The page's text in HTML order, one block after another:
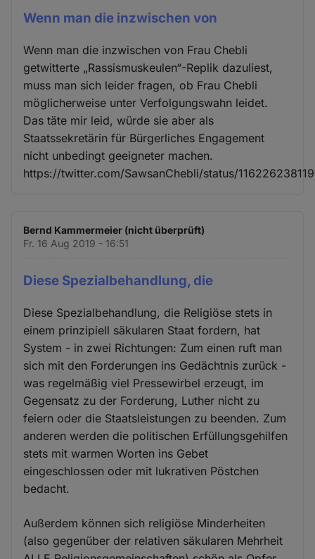
Wenn man die inzwischen von
Wenn man die inzwischen von Frau Chebli
getwitterte „Rassismuskeulen“-Replik dazuliest,
muss man sich leider fragen, ob Frau Chebli
möglicherweise unter Verfolgungswahn leidet.
Das täte mir leid, würde sie aber als
Staatssekretärin für Bürgerliches Engagement
nicht unbedingt geeigneter machen.
https://twitter.com/SawsanChebli/status/
Bernd Kammermeier (nicht überprüft)
Fr. 16 Aug 2019 - 16:51
Diese Spezialbehandlung, die
Diese Spezialbehandlung, die Religiöse stets in
einem prinzipiell säkularen Staat fordern, hat
System - in zwei Richtungen: Zum einen ruft man
sich mit den Forderungen ins Gedächtnis zurück -
was regelmäßig viel Pressewirbel erzeugt, im
Gegensatz zu der Forderung, Luther nicht zu
feiern oder die Staatsleistungen zu beenden. Zum
anderen werden die politischen Erfüllungsgehilfen
stets mit warmen Worten ins Gebet
eingeschlossen oder mit lukrativen Pöstchen
bedacht.
Außerdem können sich religiöse Minderheiten
(also gegenüber der relativen säkularen Mehrheit